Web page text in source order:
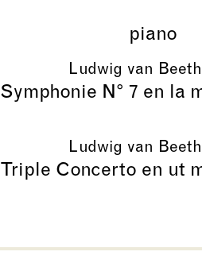
piano
Ludwig van
Symphonie N° 7 en la
Ludwig van
Triple Concerto en ut